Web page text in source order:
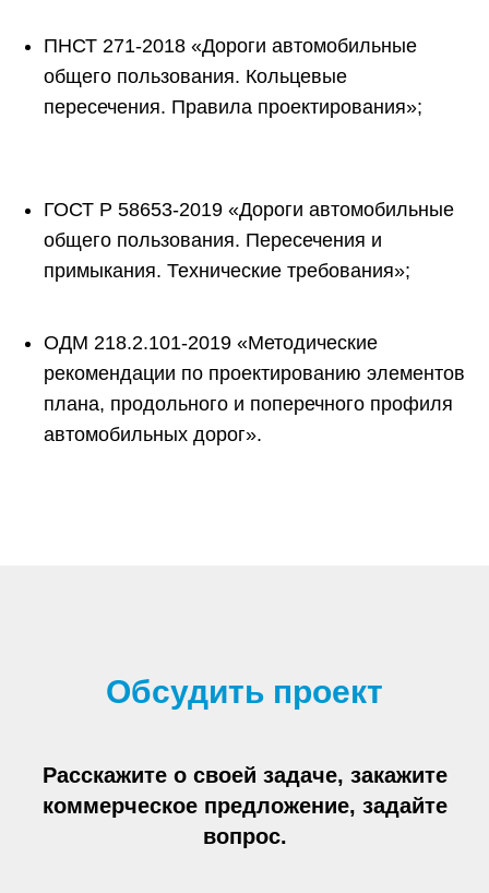
ПНСТ 271-2018 «Дороги автомобильные
общего пользования. Кольцевые
пересечения. Правила проектирования»;
ГОСТ Р 58653-2019 «Дороги автомобильные
общего пользования. Пересечения и
примыкания. Технические требования»;
ОДМ 218.2.101-2019 «Методические
рекомендации по проектированию элементов
плана, продольного и поперечного профиля
автомобильных дорог».
Обсудить проект
Расскажите о своей задаче, закажите
коммерческое предложение, задайте
вопрос.